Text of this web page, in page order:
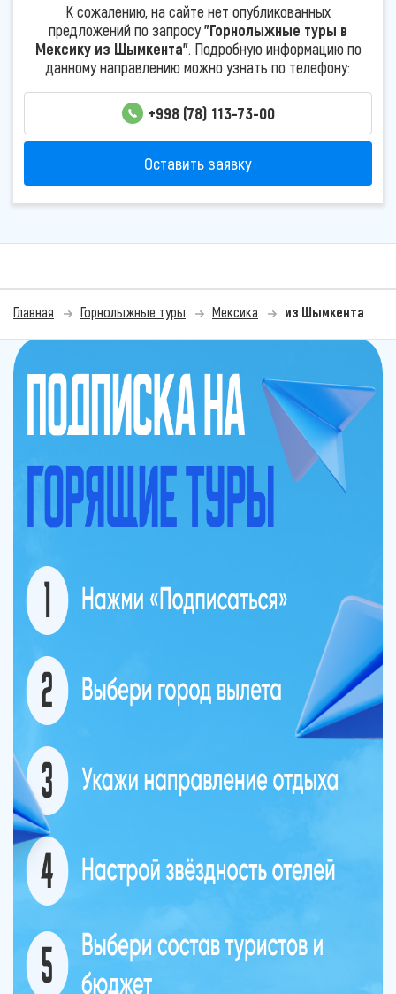
К сожалению, на сайте нет опубликованных
предложений по запросу"Горнолыжные туры в
Мексику из Шымкента". Подробную информацию по
данному направлению можно узнать по телефону:
+998 (78) 113-73-00
Оставить заявку
Главная Горнолыжные туры Мексика из Шымкента